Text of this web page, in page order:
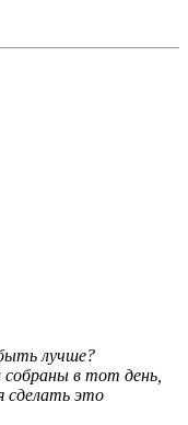
лучше?
собраны в тот день,
сделать это